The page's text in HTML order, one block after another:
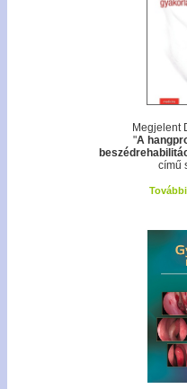
Megjelent
"A
című